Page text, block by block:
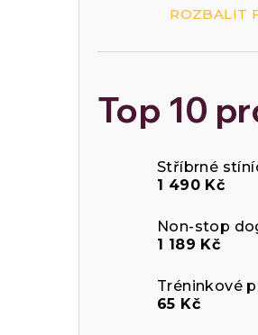
n
e
ROZBALIT
Top 10
1 490 Kč
1 189 Kč
65 Kč